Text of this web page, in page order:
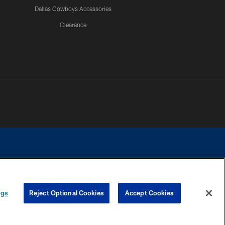
Dallas Cowboys Accessories
Clearance
contact with any person to request personal or financial information.
COOKIE SETTINGS PREFERENCE CENTER
Reject Optional Cookies Accept Cookies